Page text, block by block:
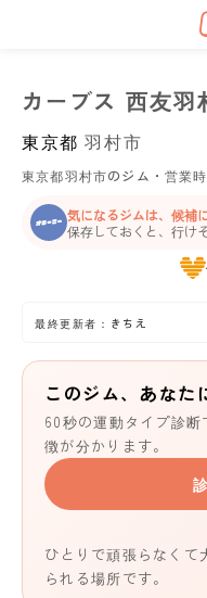
カーブス 西友羽
東京都 羽村市
東京都羽村市のジム・営業
気になるジムは、候補に
保存しておくと、行け
最終更新者：きちえ
このジム、あなた
60秒の運動タイプ診
徴が分かります。
ひとりで頑張らなくて
られる場所です。